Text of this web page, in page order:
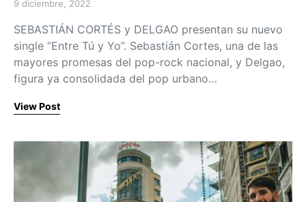
Posted on
9 diciembre, 2022
SEBASTIÁN CORTÉS y DELGAO presentan su nuevo
single “Entre Tú y Yo”. Sebastián Cortes, una de las
mayores promesas del pop-rock nacional, y Delgao,
figura ya consolidada del pop urbano…
View Post